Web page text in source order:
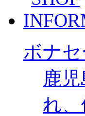
ボナ
鹿
れ